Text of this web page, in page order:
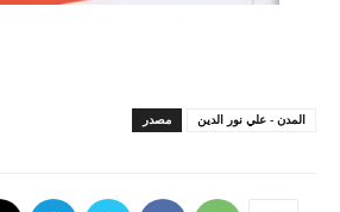
مصدر المدن - علي نور الدين